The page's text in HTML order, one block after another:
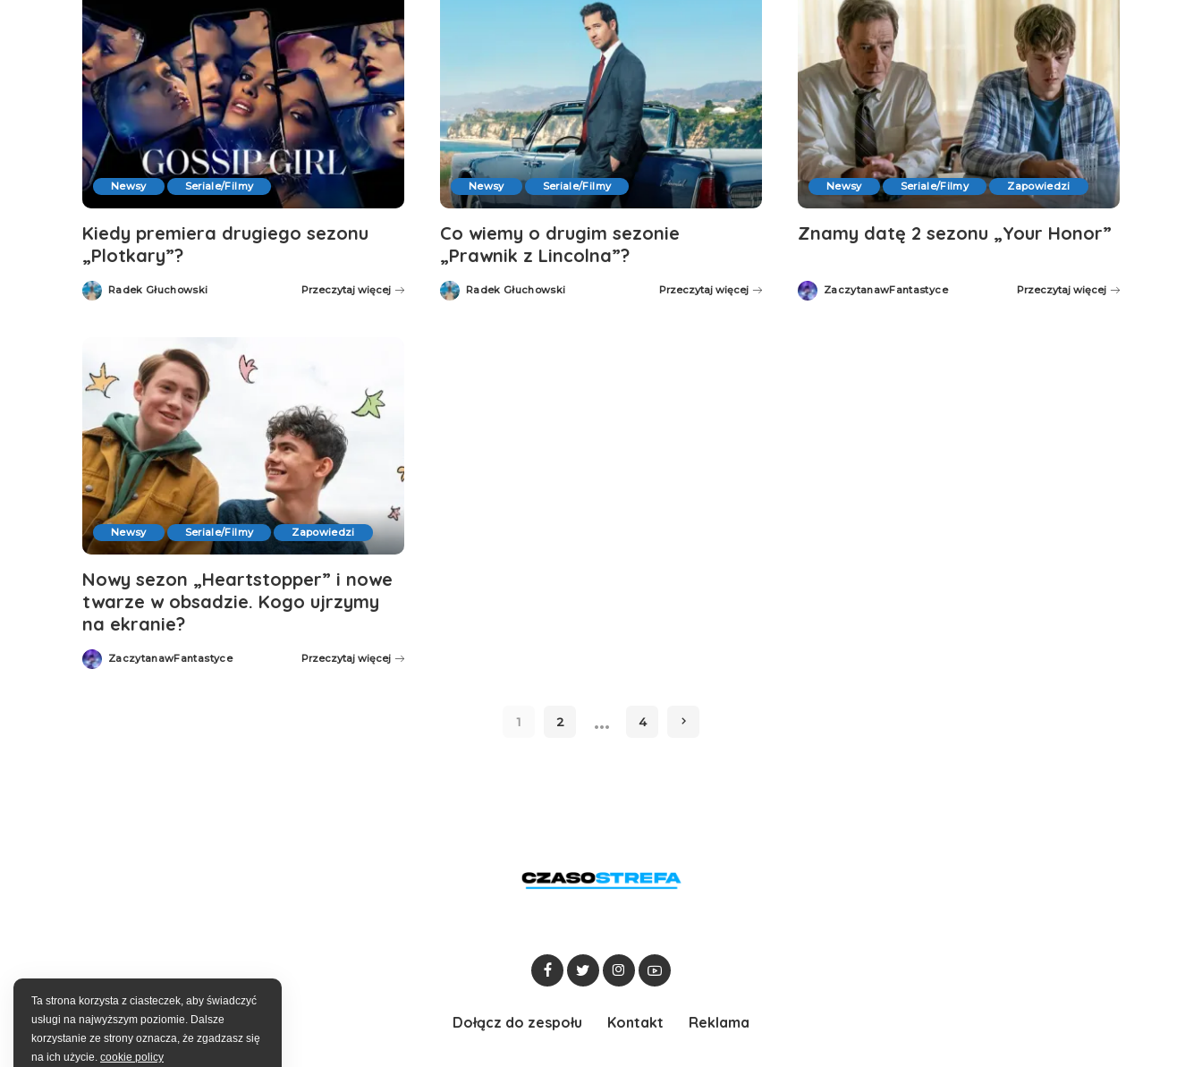
Newsy Seriale/Filmy
Kiedy premiera drugiego sezonu
„Plotkary”?
Posted
by
Radek Głuchowski Przeczytaj więcej
Newsy Seriale/Filmy
Co wiemy o drugim sezonie
„Prawnik z Lincolna”?
Posted
by
Radek Głuchowski Przeczytaj więcej
Newsy Seriale/Filmy Zapowiedzi
Znamy datę 2 sezonu „Your Honor”
Posted
by
ZaczytanawFantastyce Przeczytaj więcej
Newsy Seriale/Filmy Zapowiedzi
Nowy sezon „Heartstopper” i nowe
twarze w obsadzie. Kogo ujrzymy
na ekranie?
Posted
by
ZaczytanawFantastyce Przeczytaj więcej
1 2 … 4
Dołącz do zespołu Kontakt Reklama
Ta strona korzysta z ciasteczek, aby świadczyć
usługi na najwyższym poziomie. Dalsze
korzystanie ze strony oznacza, że zgadzasz się
na ich użycie. cookie policy